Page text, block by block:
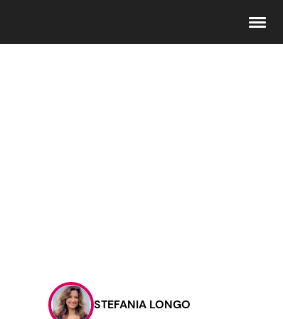
Contattaci
PubblicitàSTEFANIA LONGO